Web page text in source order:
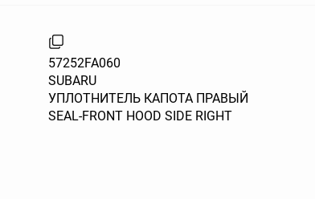
57252FA060
SUBARU
УПЛОТНИТЕЛЬ КАПОТА ПРАВЫЙ
SEAL-FRONT HOOD SIDE RIGHT